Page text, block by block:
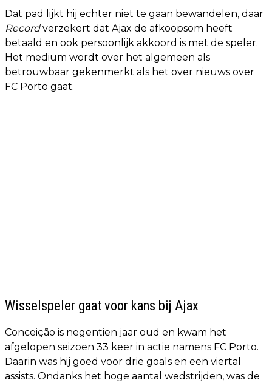
Dat pad lijkt hij echter niet te gaan bewandelen, daar
Recordverzekert dat Ajax de afkoopsom heeft
betaald en ook persoonlijk akkoord is met de speler.
Het medium wordt over het algemeen als
betrouwbaar gekenmerkt als het over nieuws over
FC Porto gaat.
Wisselspeler gaat voor kans bij Ajax
Conceição is negentien jaar oud en kwam het
afgelopen seizoen 33 keer in actie namens FC Porto.
Daarin was hij goed voor drie goals en een viertal
assists. Ondanks het hoge aantal wedstrijden, was de